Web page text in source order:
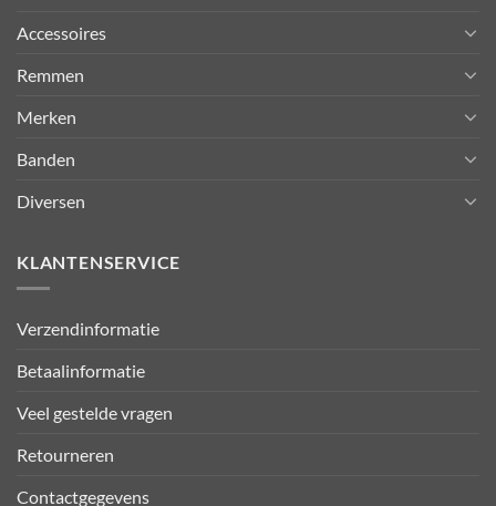
Accessoires
Remmen
Merken
Banden
Diversen
KLANTENSERVICE
Verzendinformatie
Betaalinformatie
Veel gestelde vragen
Retourneren
Contactgegevens